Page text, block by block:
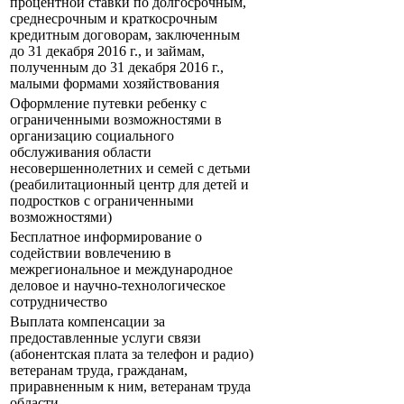
среднесрочным и краткосрочным
кредитным договорам, заключенным
до 31 декабря 2016 г., и займам,
полученным до 31 декабря 2016 г.,
малыми формами хозяйствования
Оформление путевки ребенку с
ограниченными возможностями в
организацию социального
обслуживания области
несовершеннолетних и семей с детьми
(реабилитационный центр для детей и
подростков с ограниченными
возможностями)
Бесплатное информирование о
содействии вовлечению в
межрегиональное и международное
деловое и научно-технологическое
сотрудничество
Выплата компенсации за
предоставленные услуги связи
(абонентская плата за телефон и радио)
ветеранам труда, гражданам,
приравненным к ним, ветеранам труда